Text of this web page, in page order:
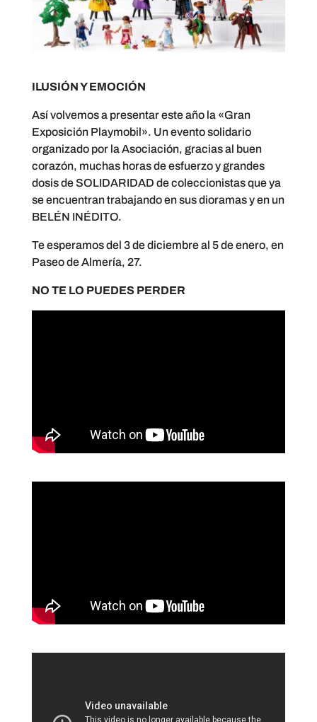
ILUSIÓN Y EMOCIÓN
Así volvemos a presentar este año la «Gran
Exposición Playmobil». Un evento solidario
organizado por la Asociación, gracias al buen
corazón, muchas horas de esfuerzo y grandes
dosis de SOLIDARIDAD de coleccionistas que ya
se encuentran trabajando en sus dioramas y en un
BELÉN INÉDITO.
Te esperamos del 3 de diciembre al 5 de enero, en
Paseo de Almería, 27.
NO TE LO PUEDES PERDER